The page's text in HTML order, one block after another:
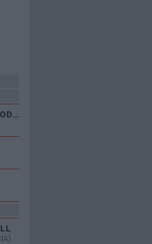
XXX CARRERA POPULAR DE GODELLETA